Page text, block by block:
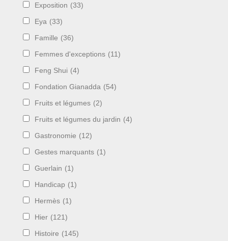
Exposition (33)
Eya (33)
Famille (36)
Femmes d'exceptions (11)
Feng Shui (4)
Fondation Gianadda (54)
Fruits et légumes (2)
Fruits et légumes du jardin (4)
Gastronomie (12)
Gestes marquants (1)
Guerlain (1)
Handicap (1)
Hermès (1)
Hier (121)
Histoire (145)